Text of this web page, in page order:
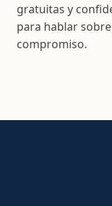
gratuitas y
para hablar
compromiso.